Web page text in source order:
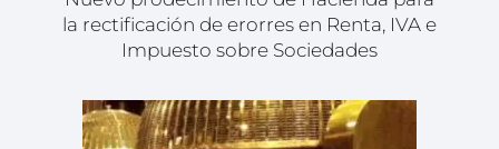
la rectificación de erorres en Renta, IVA e
Impuesto sobre Sociedades